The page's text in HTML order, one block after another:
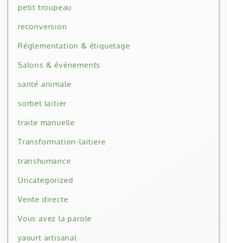
petit troupeau
reconversion
Réglementation & étiquetage
Salons & événements
santé animale
sorbet laitier
traite manuelle
Transformation-laitiere
transhumance
Uncategorized
Vente directe
Vous avez la parole
yaourt artisanal